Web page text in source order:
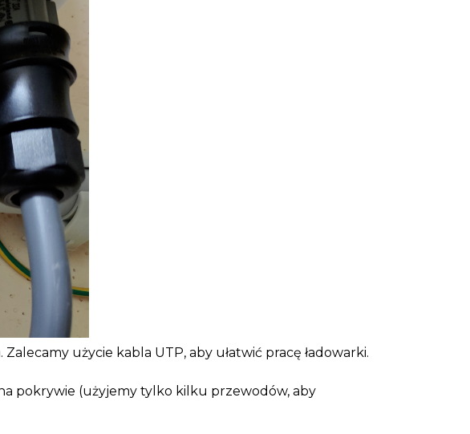
użycie kabla UTP, aby ułatwić pracę ładowarki.
pokrywie (użyjemy tylko kilku przewodów, aby